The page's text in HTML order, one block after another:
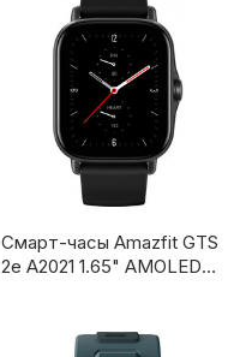
Смарт-часы Amazfit GTS
2e A2021 1.65" AMOLED